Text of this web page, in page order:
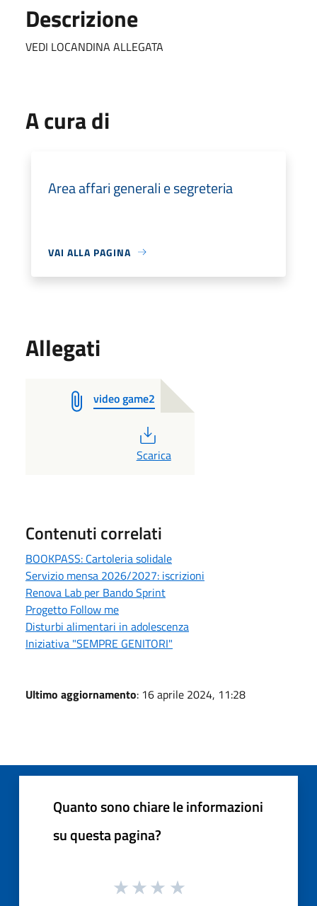
Descrizione
VEDI LOCANDINA ALLEGATA
A cura di
Area affari generali e segreteria
VAI ALLA PAGINA
Allegati
video game2
PDF
Scarica
Contenuti correlati
BOOKPASS: Cartoleria solidale
Servizio mensa 2026/2027: iscrizioni
Renova Lab per Bando Sprint
Progetto Follow me
Disturbi alimentari in adolescenza
Iniziativa "SEMPRE GENITORI"
Ultimo aggiornamento: 16 aprile 2024, 11:28
Quanto sono chiare le informazioni
su questa pagina?